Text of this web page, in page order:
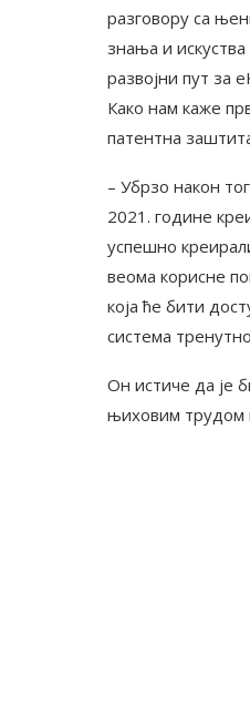
разговору са
знања и
развојни пут за
Како нам каже
патентна
– Убрзо након
2021. године
успешно
веома корисне
која ће бити
система
Он истиче да је
њиховим трудом